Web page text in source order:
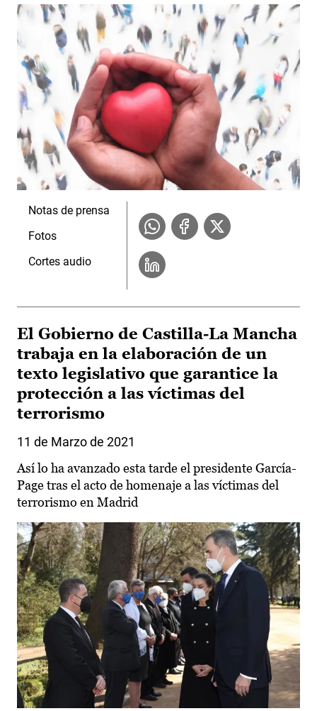
Notas de prensa
Fotos
Cortes audio
El Gobierno de Castilla-La Mancha
trabaja en la elaboración de un
texto legislativo que garantice la
protección a las víctimas del
terrorismo
11 de Marzo de 2021
Así lo ha avanzado esta tarde el presidente García-
Page tras el acto de homenaje a las víctimas del
terrorismo en Madrid